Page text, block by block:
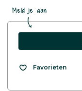
Meld je aan
Favorieten